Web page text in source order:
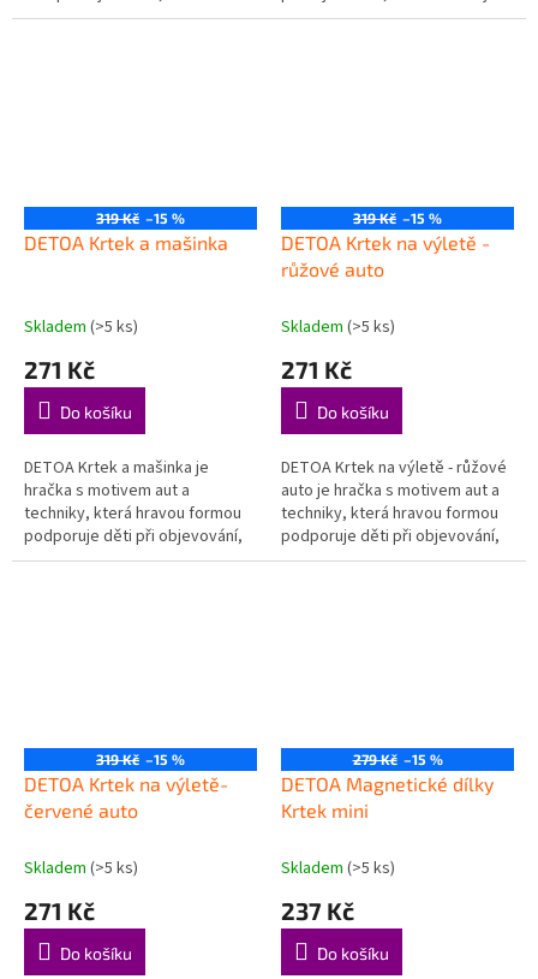
rozvoji důležitých dovedností.
důležitých dovedností. Svět aut
319 Kč –15 %
DETOA Krtek a mašinka
Skladem (>5 ks)
271 Kč
Do košíku
DETOA Krtek a mašinka je
hračka s motivem aut a
techniky, která hravou formou
podporuje děti při objevování,
hraní a rozvoji důležitých
319 Kč –15 %
DETOA Krtek na výletě -
růžové auto
Skladem (>5 ks)
271 Kč
Do košíku
DETOA Krtek na výletě - růžové
auto je hračka s motivem aut a
techniky, která hravou formou
podporuje děti při objevování,
hraní a rozvoji důležitých
319 Kč –15 %
DETOA Krtek na výletě-
červené auto
Skladem (>5 ks)
271 Kč
Do košíku
279 Kč –15 %
DETOA Magnetické dílky
Krtek mini
Skladem (>5 ks)
237 Kč
Do košíku